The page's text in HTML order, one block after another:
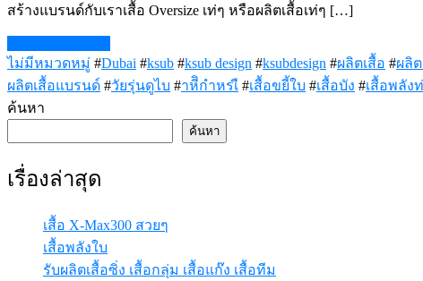
สร้างแบรนด์กับเราเสื้อ Oversize เท่ๆ หรือผลิตเสื้อเท่ๆ […]
ไม่มีหมวดหมู่ #Dubai #ksub #ksub design #ksubdesign #ผลิตเสื้อ #ผลิ
ผลิตเสื้อแบรนด์ #วัยรุ่นดูไบ #าหีิกำหรเื #เสื้อขยี้ใบ #เสื้อบัง #เสื้อพลัง
ค้นหา
ค้นหา
เรื่องล่าสุด
เสื้อ X-Max300 สวยๆ
เสื้อพลังใบ
รับผลิตเสื้อซิ่ง เสื้อกลุ่ม เสื้อแก๊ง เสื้อทีม